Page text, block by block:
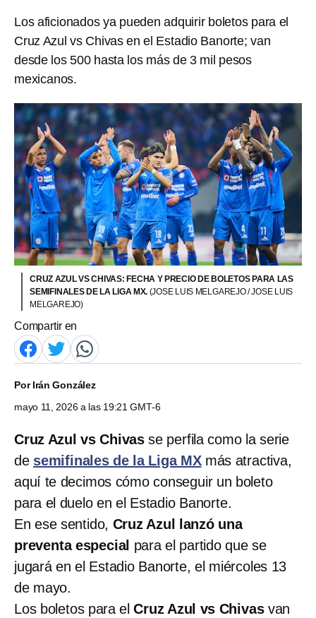
Los aficionados ya pueden adquirir boletos para el
Cruz Azul vs Chivas en el Estadio Banorte; van
desde los 500 hasta los más de 3 mil pesos
mexicanos.
CRUZ AZUL VS CHIVAS: FECHA Y PRECIO DE BOLETOS PARA LAS
SEMIFINALES DE LA LIGA MX. (JOSE LUIS MELGAREJO / JOSE LUIS
MELGAREJO)
Compartir en
PorIrán González
mayo 11, 2026 a las 19:21 GMT-6
Cruz Azul vs Chivasse perfila como la serie
de semifinales de la Liga MXmás atractiva,
aquí te decimos cómo conseguir un boleto
para el duelo en el Estadio Banorte.
En ese sentido, Cruz Azul lanzó una
preventa especial para el partido que se
jugará en el Estadio Banorte, el miércoles 13
de mayo.
Los boletos para elCruz Azul vs Chivasvan